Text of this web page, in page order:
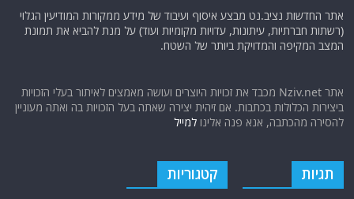
אתר החדשות נציב.נט מבצע איסוף ועיבוד של מידע ממקורות המודיעין הגלוי
(רשתות חברתיות, עיתונות, עדויות מקומיות ועוד) על מנת להביא את תמונת
המצב המקיפה והמדויקת ביותר של השטח.
אתר Nziv.net מכבד את זכויות היוצרים ועושה מאמצים לאיתור בעלי הזכויות
ביצירות הכלולות בכתבות. אם זיהית יצירה שאתה בעל הזכויות בה ואתה מעוניין
להסירה מהכתבה, אנא פנה אלינולמייל
תגיות קטגוריות